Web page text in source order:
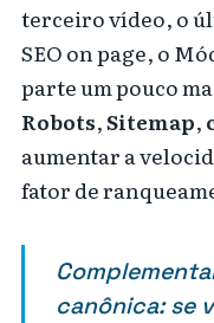
terceiro vídeo, o
SEO on page, o
parte um pouco
Robots,Sitemap,
aumentar a
fator de
canônica: se